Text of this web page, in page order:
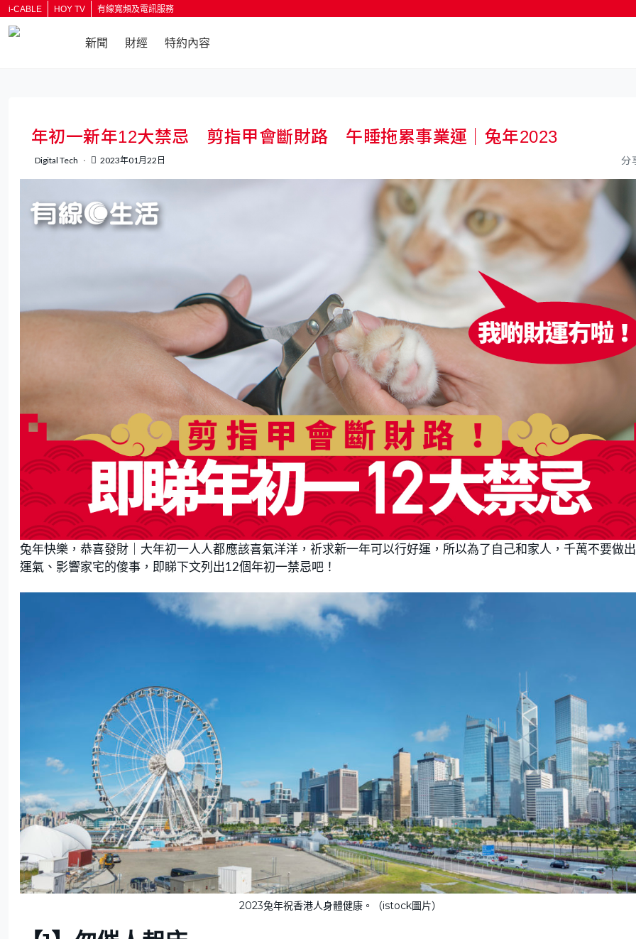
i-CABLE HOY TV 有線寬頻及電訊服務
新聞 財經 特約內容
年初一新年12大禁忌 剪指甲會斷財路 午睡拖累事業運｜兔年2023
Digital Tech 2023年01月22日 分
兔年快樂，恭喜發財｜大年初一人人都應該喜氣洋洋，祈求新一年可以行好運，所以為了自己和家人，千萬不要做
運氣、影響家宅的傻事，即睇下文列出12個年初一禁忌吧！
2023兔年祝香港人身體健康。（istock圖片）